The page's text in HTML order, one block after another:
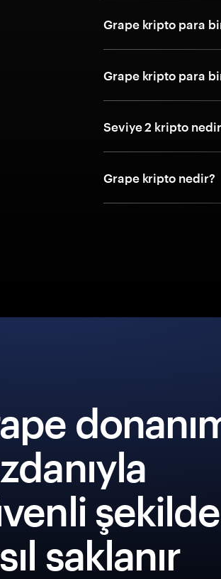
Grape kripto para
Grape kripto para
Seviye 2 kripto
Grape kripto nedir?
şekilde
saklanır